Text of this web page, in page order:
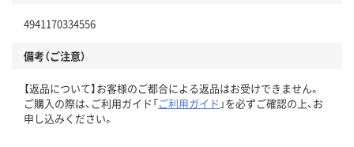
4941170334556
備考（ご注意）
【返品について】お客様のご都合による返品はお受けできません。
ご購入の際は、ご利用ガイド「ご利用ガイド 」を必ずご確認の上、お
申し込みください。